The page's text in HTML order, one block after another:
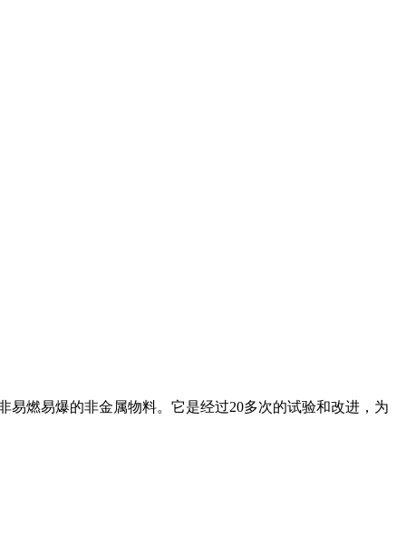
燃易爆的非金属物料。它是经过20多次的试验和改进，为